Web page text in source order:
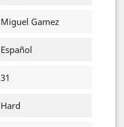
Miguel Gamez
Español
31
Hard